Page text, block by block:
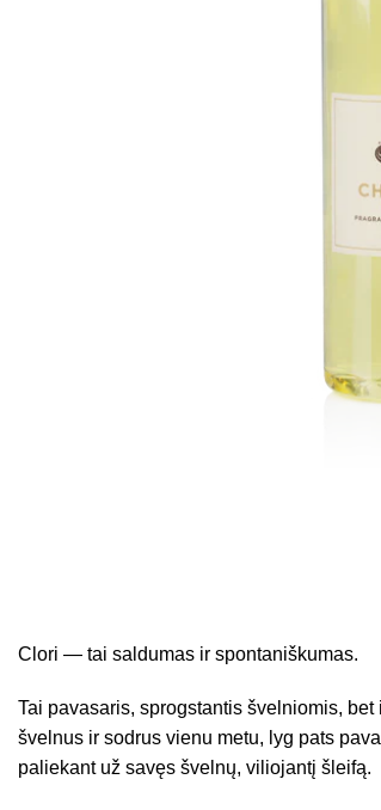
Clori — tai saldumas ir spontaniškumas.
Tai pavasaris, sprogstantis švelniomis,
švelnus ir sodrus vienu metu, lyg pats
paliekant už savęs švelnų, viliojantį šleifą.